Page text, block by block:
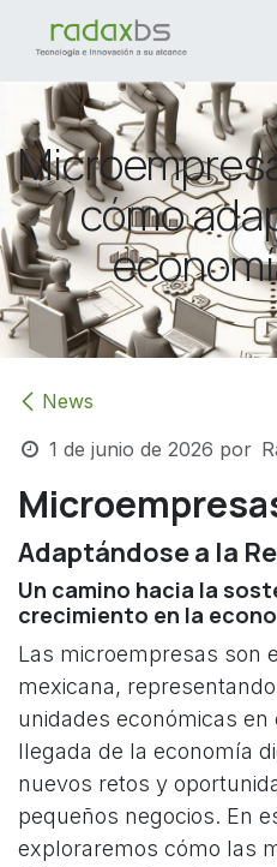
Ir al contenido
cómo
News
1 de junio de 2026 por
Adaptándose a la
Un camino hacia la
crecimiento en la
Las microempresas son
mexicana,
unidades económicas
llegada de la economía
nuevos retos y
pequeños negocios. En
exploraremos cómo las